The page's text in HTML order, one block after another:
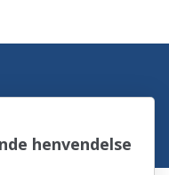
henvendelse